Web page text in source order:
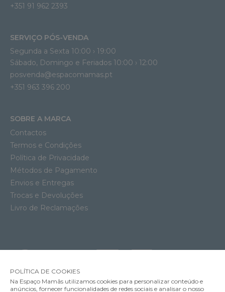
+351 91 962 2393
SERVIÇO PÓS-VENDA
Segunda a Sexta 10:00 › 19:00
Sábado, Domingo e Feriados 10:00 › 12:00
posvenda@espacomamas.pt
+351 963 396 200
SOBRE A MARCA
Contactos
Termos e Condições
Política de Privacidade
Métodos de Pagamento
Envios e Entregas
Trocas e Devoluções
Livro de Reclamações
POLÍTICA DE COOKIES
Na Espaço Mamãs utilizamos cookies para personalizar conteúdo e
anúncios, fornecer funcionalidades de redes sociais e analisar o nosso